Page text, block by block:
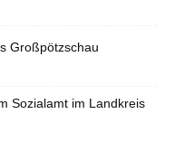
Großpötzschau
Sozialamt im Landkreis